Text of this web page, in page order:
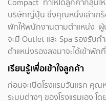
บริษัทญี่ปุ่น ซึ่งคุณหนึ่งเล่าเก
พักให้พนักงานตามตำแหน่ง ผู้
จะมี Outlet และ Spa รองรั
ตำแหน่งรองลงมาจะได้เข้าพั
เรียนรู้เพื่อเข้าใจลูกค้า
ก่อนจะเปิดโรงแรมวันแรก คุณ
ระบบต่างๆ ของโรงแรมเอง